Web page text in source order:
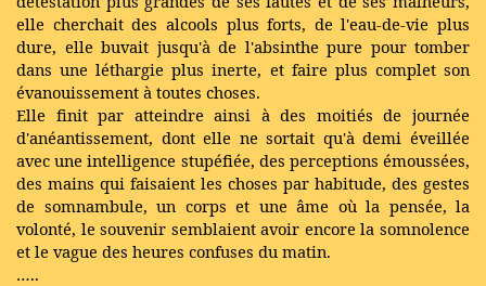
elle cherchait des alcools plus forts, de l'eau-de-vie plus
dure, elle buvait jusqu'à de l'absinthe pure pour tomber
dans une léthargie plus inerte, et faire plus complet son
évanouissement à toutes choses.
Elle finit par atteindre ainsi à des moitiés de journée
d'anéantissement, dont elle ne sortait qu'à demi éveillée
avec une intelligence stupéfiée, des perceptions émoussées,
des mains qui faisaient les choses par habitude, des gestes
de somnambule, un corps et une âme où la pensée, la
volonté, le souvenir semblaient avoir encore la somnolence
et le vague des heures confuses du matin.
…..